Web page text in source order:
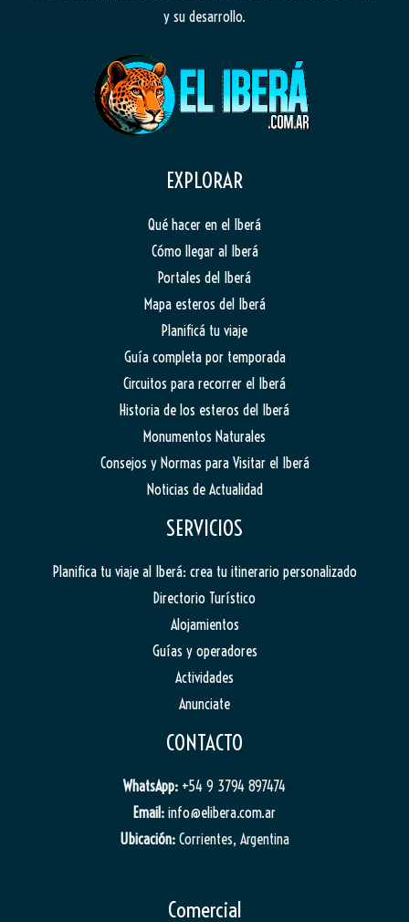
y su desarrollo.
EXPLORAR
Qué hacer en el Iberá
Cómo llegar al Iberá
Portales del Iberá
Mapa esteros del Iberá
Planificá tu viaje
Guía completa por temporada
Circuitos para recorrer el Iberá
Historia de los esteros del Iberá
Monumentos Naturales
Consejos y Normas para Visitar el Iberá
Noticias de Actualidad
SERVICIOS
Planifica tu viaje al Iberá: crea tu itinerario personalizado
Directorio Turístico
Alojamientos
Guías y operadores
Actividades
Anunciate
CONTACTO
WhatsApp: +54 9 3794 897474
Email: info@elibera.com.ar
Ubicación: Corrientes, Argentina
Comercial